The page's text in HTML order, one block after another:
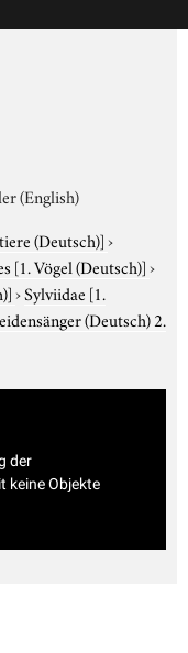
(English)
(Deutsch)]›
[1. Vögel (Deutsch)]›
›Sylviidae [1.
(Deutsch) 2.
der
keine Objekte